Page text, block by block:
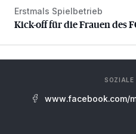
Kick-off für die Frauen des
Erstmals Spielbetrieb
Kick-off für die Frauen des
SOZIALE
www.facebook.com/